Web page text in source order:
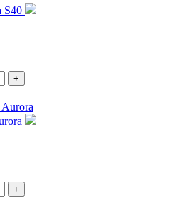
S40
+
+